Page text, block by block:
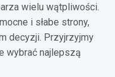
wielu wątpliwości.
i słabe strony,
decyzji. Przyjrzyjmy
wybrać najlepszą